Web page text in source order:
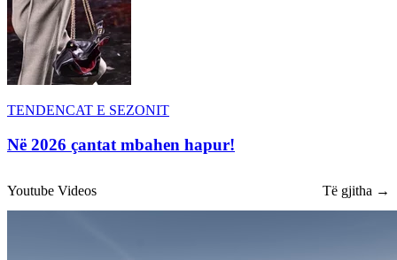
TENDENCAT E SEZONIT
Në 2026 çantat mbahen hapur!
Youtube Videos Të gjitha →